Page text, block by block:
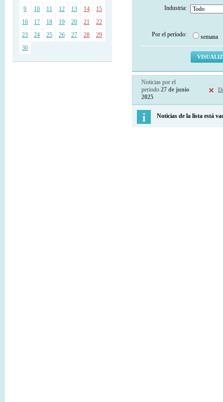
9
10 11 12 13 14
15
16
17 18 19 20 21
22
23
24 25 26 27 28
29
30
Industria:
Por el período: semana
Noticias por el
periodo 27 de junio
2025
Noticias de la lista está